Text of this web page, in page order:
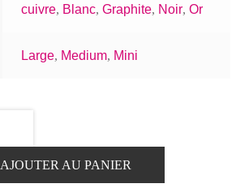
cuivre, Blanc,Graphite, Noir,Or
Large, Medium, Mini
AJOUTER AU PANIER